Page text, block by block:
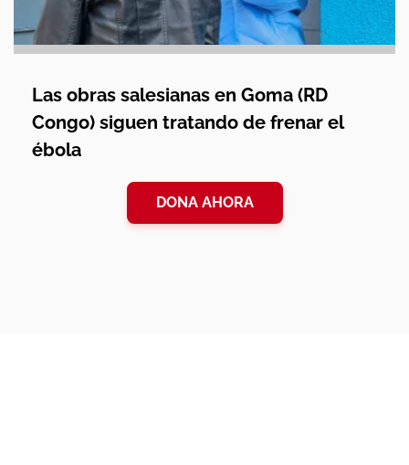
Las obras salesianas en Goma (RD
Congo) siguen tratando de frenar el
ébola
DONA AHORA